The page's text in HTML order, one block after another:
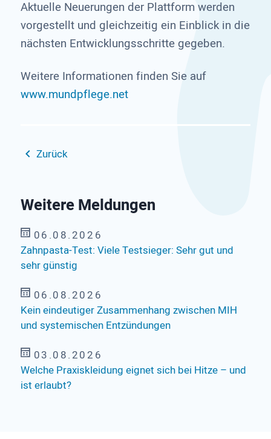
Aktuelle Neuerungen der Plattform werden
vorgestellt und gleichzeitig ein Einblick in die
nächsten Entwicklungsschritte gegeben.
Weitere Informationen finden Sie auf
www.mundpflege.net
Zurück
Weitere Meldungen
06.08.2026
Zahnpasta-Test: Viele Testsieger: Sehr gut und
sehr günstig
06.08.2026
Kein eindeutiger Zusammenhang zwischen MIH
und systemischen Entzündungen
03.08.2026
Welche Praxiskleidung eignet sich bei Hitze – und
ist erlaubt?